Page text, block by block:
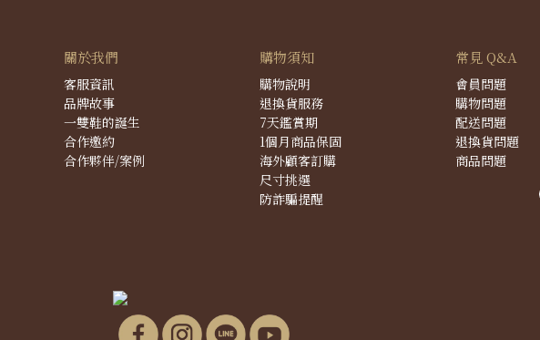
關於我們
客服資訊
品牌故事
一雙鞋的誕生
合作邀約
合作夥伴/案例
購物須知
購物說明
退換貨服務
7天鑑賞期
1個月商品保固
海外顧客訂購
尺寸挑選
防詐騙提醒
常見 Q&A
會員問題
購物問題
配送問題
退換貨問題
商品問題